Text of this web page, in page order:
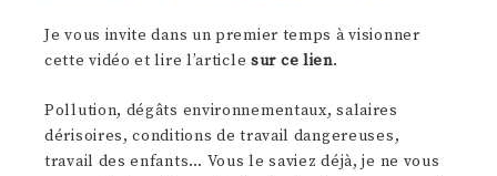
Je vous invite dans un premier temps à visionner
cette vidéo et lire l’article sur ce lien.
Pollution, dégâts environnementaux, salaires
dérisoires, conditions de travail dangereuses,
travail des enfants… Vous le saviez déjà, je ne vous